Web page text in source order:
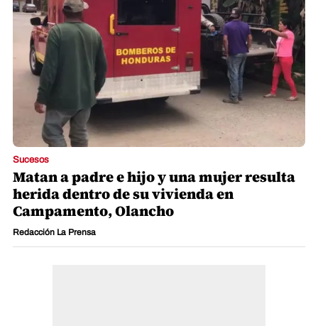
Sucesos
Matan a padre e hijo y una mujer resulta
herida dentro de su vivienda en
Campamento, Olancho
Redacción La Prensa